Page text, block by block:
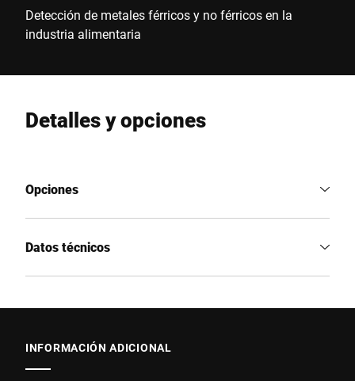
Detección de metales férricos y no férricos en la
industria alimentaria
Detalles y opciones
Opciones
Datos técnicos
INFORMACIÓN ADICIONAL